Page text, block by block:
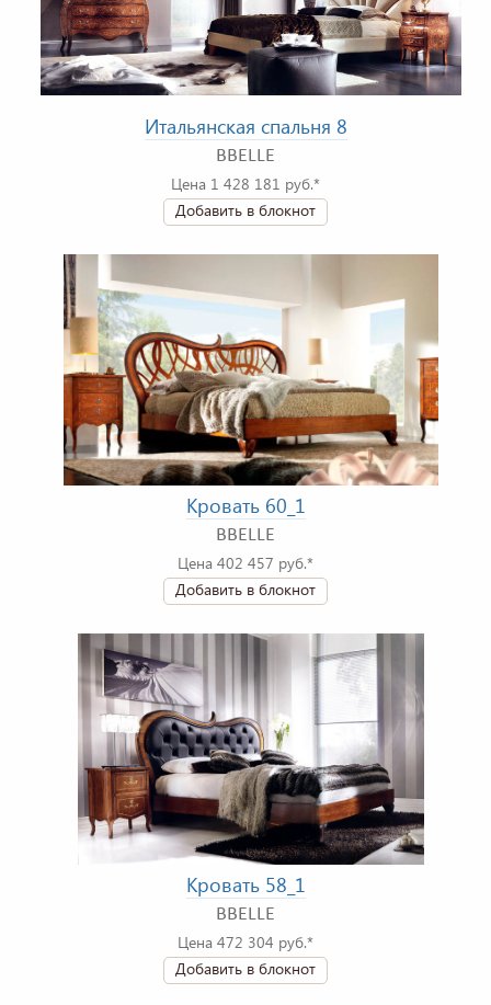
Итальянская спальня 8
BBELLE
Цена 1 428 181 руб.*
Добавить в блокнот
Кровать 60_1
BBELLE
Цена 402 457 руб.*
Добавить в блокнот
Кровать 58_1
BBELLE
Цена 472 304 руб.*
Добавить в блокнот